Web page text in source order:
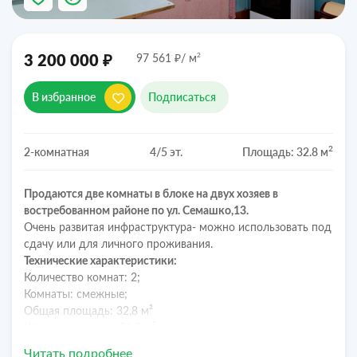
3 200 000 ₽ 97 561 ₽/ м2
В избранное Подписаться
2-комнатная 4/5 эт. Площадь: 32.8 м2
Продаются две комнаты в блоке на двух хозяев в
востребованном районе по ул. Семашко,13.
Очень развитая инфраструктура- можно использовать под
сдачу или для личного проживания.
Технические характеристики:
Количество комнат: 2;
Комнаты: смежные;
Общая площадь: 32,8 м²
Читать подробнее